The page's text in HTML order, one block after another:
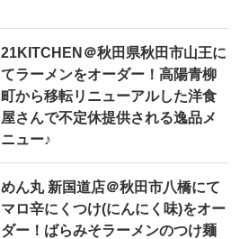
21KITCHEN＠秋田県秋田市山王に
てラーメンをオーダー！高陽青柳
町から移転リニューアルした洋食
屋さんで不定休提供される逸品メ
ニュー♪
めん丸 新国道店＠秋田市八橋にて
マロ辛にくつけ(にんにく味)をオー
ダー！ばらみそラーメンのつけ麺